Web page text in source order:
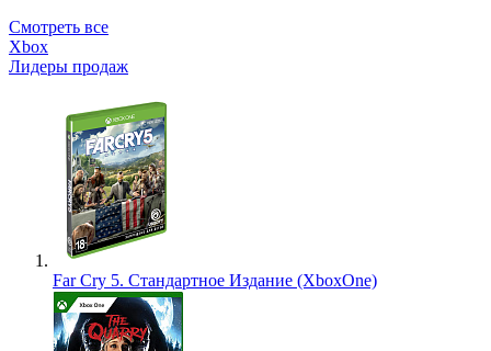
Смотреть все
Xbox
Лидеры продаж
Far Cry 5. Стандартное Издание (XboxOne)